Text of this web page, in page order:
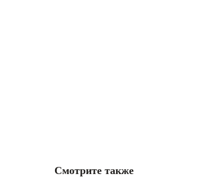
Смотрите также